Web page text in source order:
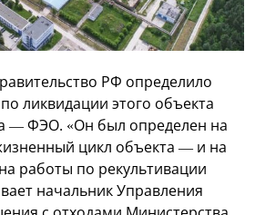
РФ определило
ликвидации этого объекта
— ФЭО. «Он был определен на
цикл объекта — и на
работы по рекультивации
начальник Управления